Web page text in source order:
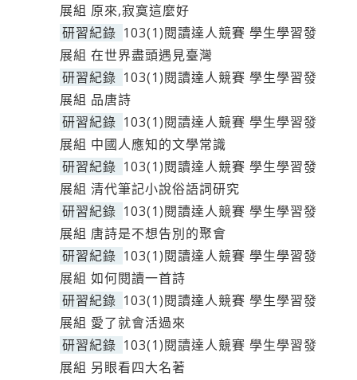
展組 原來,寂寞這麼好
研習紀錄 103(1)閱讀達人競賽 學生學習發
展組 在世界盡頭遇見臺灣
研習紀錄 103(1)閱讀達人競賽 學生學習發
展組 品唐詩
研習紀錄 103(1)閱讀達人競賽 學生學習發
展組 中國人應知的文學常識
研習紀錄 103(1)閱讀達人競賽 學生學習發
展組 清代筆記小說俗語詞研究
研習紀錄 103(1)閱讀達人競賽 學生學習發
展組 唐詩是不想告別的聚會
研習紀錄 103(1)閱讀達人競賽 學生學習發
展組 如何閱讀一首詩
研習紀錄 103(1)閱讀達人競賽 學生學習發
展組 愛了就會活過來
研習紀錄 103(1)閱讀達人競賽 學生學習發
展組 另眼看四大名著